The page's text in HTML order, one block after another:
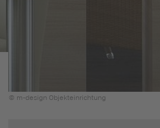
© m-design Objekteinrichtung